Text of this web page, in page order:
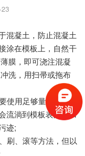
混凝土，防止混凝土
涂在模板上，自然干
膜，即可浇注混凝
洗，用扫帚或拖布
使用足够量的脱模
流淌到模板表面低凹
迹;
、滚等方法，但以